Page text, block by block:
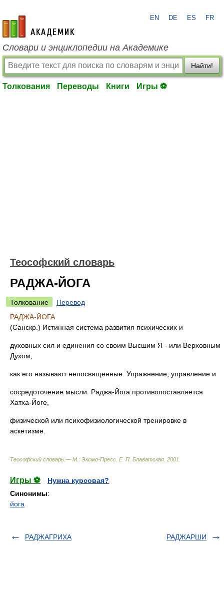
academic.ru
EN DE ES FR
Словари и энциклопедии на Академике
Найти!
Толкования Переводы Книги Игры ⚽
Теософский словарь
РАДЖА-ЙОГА
Толкование
Перевод
РАДЖА-ЙОГА
(Санскр.) Истинная система развития психических и
духовных сил и единения со своим Высшим Я - или Верховным
Духом,
как его называют непосвященные. Упражнение, управление и
сосредоточение мысли. Раджа-Йога противопоставляется
Хатха-Йоге,
физической или психофизиологической тренировке в
аскетизме.
Теософский словарь.— М.: Эксмо-Пресс Е. П. Блаватская 2001
Игры ⚽
Нужна курсовая?
Синонимы:
йога
РАДЖАГРИХА РАДЖАРШИ